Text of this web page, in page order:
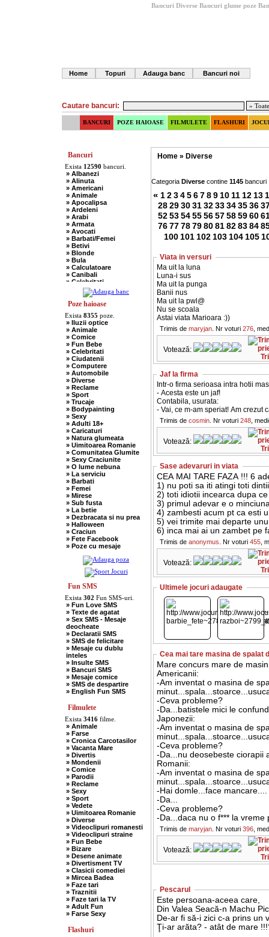
Bancuri Diverse Bancuri glume poze
Home Topuri Adauga banc Bancuri noi
Cautare bancuri:
BANCURI POZE HAIOASE FILMULETE FLASHURI
Bancuri
Exista 12590 bancuri.
» Albanezi
» Alinuta
» Americani
» Animale
» Apocalipsa
» Ardeleni
» Arabi
» Armata
» Avocati
» Barbati/Femei
» Betivi
» Blonde
» Bula
» Calculatoare
» Canibali
» Celebritati
» Chelneri
» Chuck Norris
» Ciobani
» Copii
» Craciun
» Cugetari
» Culmi
» Deocheate
» Diverse
» Doctori
» Elevi-Studenti
» Englezi
» Evrei
» Francezi
» Ingineri
» Ion si Maria
» Istorice
» Misogine
» Moldoveni
» Mosnegi
» Nebuni
» Negri
» Olteni
» Pescari
» Perle
» Politice
» Politisti
» Popi
» Radio Erevan
» Religioase
» Romani
» Sadice
» Secretare
» Sefi
» Scotieni
» Seci
» Soacre
» Sport
» Soferi
» Tarani
» Tigani
» Umor Negru
» Vanatori
Poze haioase
Exista 8355 poze.
» Iluzii optice
» Animale
» Comice
» Fun Bebe
» Celebritati
» Ciudatenii
» Computere
» Automobile
» Diverse
» Reclame
» Sport
» Trucaje
» Bodypainting
» Sexy
» Adulti 18+
» Caricaturi
» Natura glumeata
» Uimitoarea Romanie
» Comunitatea Glumite
» Sexy Craciunite
» O lume nebuna
» La serviciu
» Barbati
» Femei
» Mirese
» Sub fusta
» La betie
» Dezbracata si nu prea
» Halloween
» Craciun
» Fete Facebook
» Poze cu mesaje
Fun SMS
Exista 302 Fun SMS-uri.
» Fun Love SMS
» Texte de agatat
» Sex SMS - Mesaje
deocheate
» Declaratii SMS
» SMS de felicitare
» Mesaje cu dublu
inteles
» Insulte SMS
» Bancuri SMS
» Mesaje comice
» SMS de despartire
» English Fun SMS
Filmulete
Exista 3416filme.
» Animale
» Farse
» Cronica Carcotasilor
» Vacanta Mare
» Divertis
» Mondenii
» Comice
» Parodii
» Reclame
» Sexy
» Sport
» Vedete
» Uimitoarea Romanie
» Diverse
» Videoclipuri romanesti
» Videoclipuri straine
» Fun Bebe
» Bizare
» Desene animate
» Divertisment TV
» Clasicii comediei
» Mircea Badea
» Faze tari
» Traznitii
» Faze tari la TV
» Adult Fun
» Farse Sexy
Flashuri
Home» Diverse
Categoria Diversecontine 1145bancuri
« 123456789 10 11 12 13
28 29 30 31 32 33 34 35 36
52 53 54 55 56 57 58 59 60
76 77 78 79 80 81 82 83 84
100 101 102 103 104 105
Viata in versuri
Ma uit la luna
Luna-i sus
Ma uit la punga
Banii nus
Ma uit la pwl@
Nu se scoala
Astai viata Marioara :))
Trimis de maryjan. Nr voturi 276,
Votează:
Jaf la firma
Intr-o firma serioasa intra hotii
- Acesta este un jaf!
Contabila, usurata:
- Vai, ce m-am speriat! Am crezut
Trimis de cosmin. Nr voturi 248,
Votează:
Sase adevaruri in viata
CEA MAI TARE FAZA !!! 6
1) nu poti sa iti atingi toti
2) toti idiotii incearca dupa
3) primul adevar e o
4) zambesti acum pt ca esti
5) vei trimite mai departe
6) inca mai ai un zambet pe
Trimis de anonymus . Nr voturi 455,
Votează:
Ultimele jocuri adaugate
Cea mai tare masina de spalat
Mare concurs mare de
Americanii:
-Am inventat o masina de
-Ceva probleme?
-Da...batistele mici le
Japonezii:
-Am inventat o masina de
-Ceva probleme?
-Da...nu deosebeste ciorapii
Romanii:
-Am inventat o masina de
-Hai domle...face mancare....
-Da...
-Ceva probleme?
-Da...daca nu o f*** la vreme
Trimis de maryjan. Nr voturi 396,
Votează:
Pescarul
Este persoana-aceea care,
Din Valea Seacă-n Machu
De-ar fi să-i zici c-a prins un
Ţi-ar arăta? - atât de mare